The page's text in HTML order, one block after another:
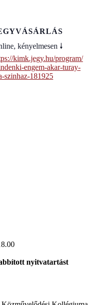
kényelmesen 🠗
kimk.jegy.hu/program/
engem-akar-turay-
szinhaz-181925
nyitvatartást